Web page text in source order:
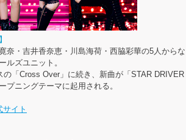
奈・吉井香奈恵・川島海荷・西脇彩華の5人から
ルズユニット。
の「Cross Over」に続き、新曲が「STAR
プニングテーマに起用される。
サイト